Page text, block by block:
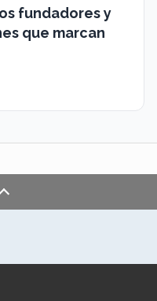
fundadores y
que marcan